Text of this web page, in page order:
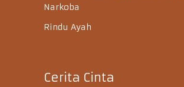
Narkoba
Rindu Ayah
Cerita Cinta